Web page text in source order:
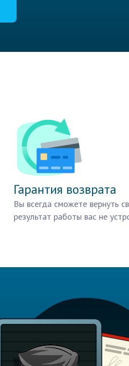
Гарантия возврата
Вы всегда сможете вернуть
результат работы вас не